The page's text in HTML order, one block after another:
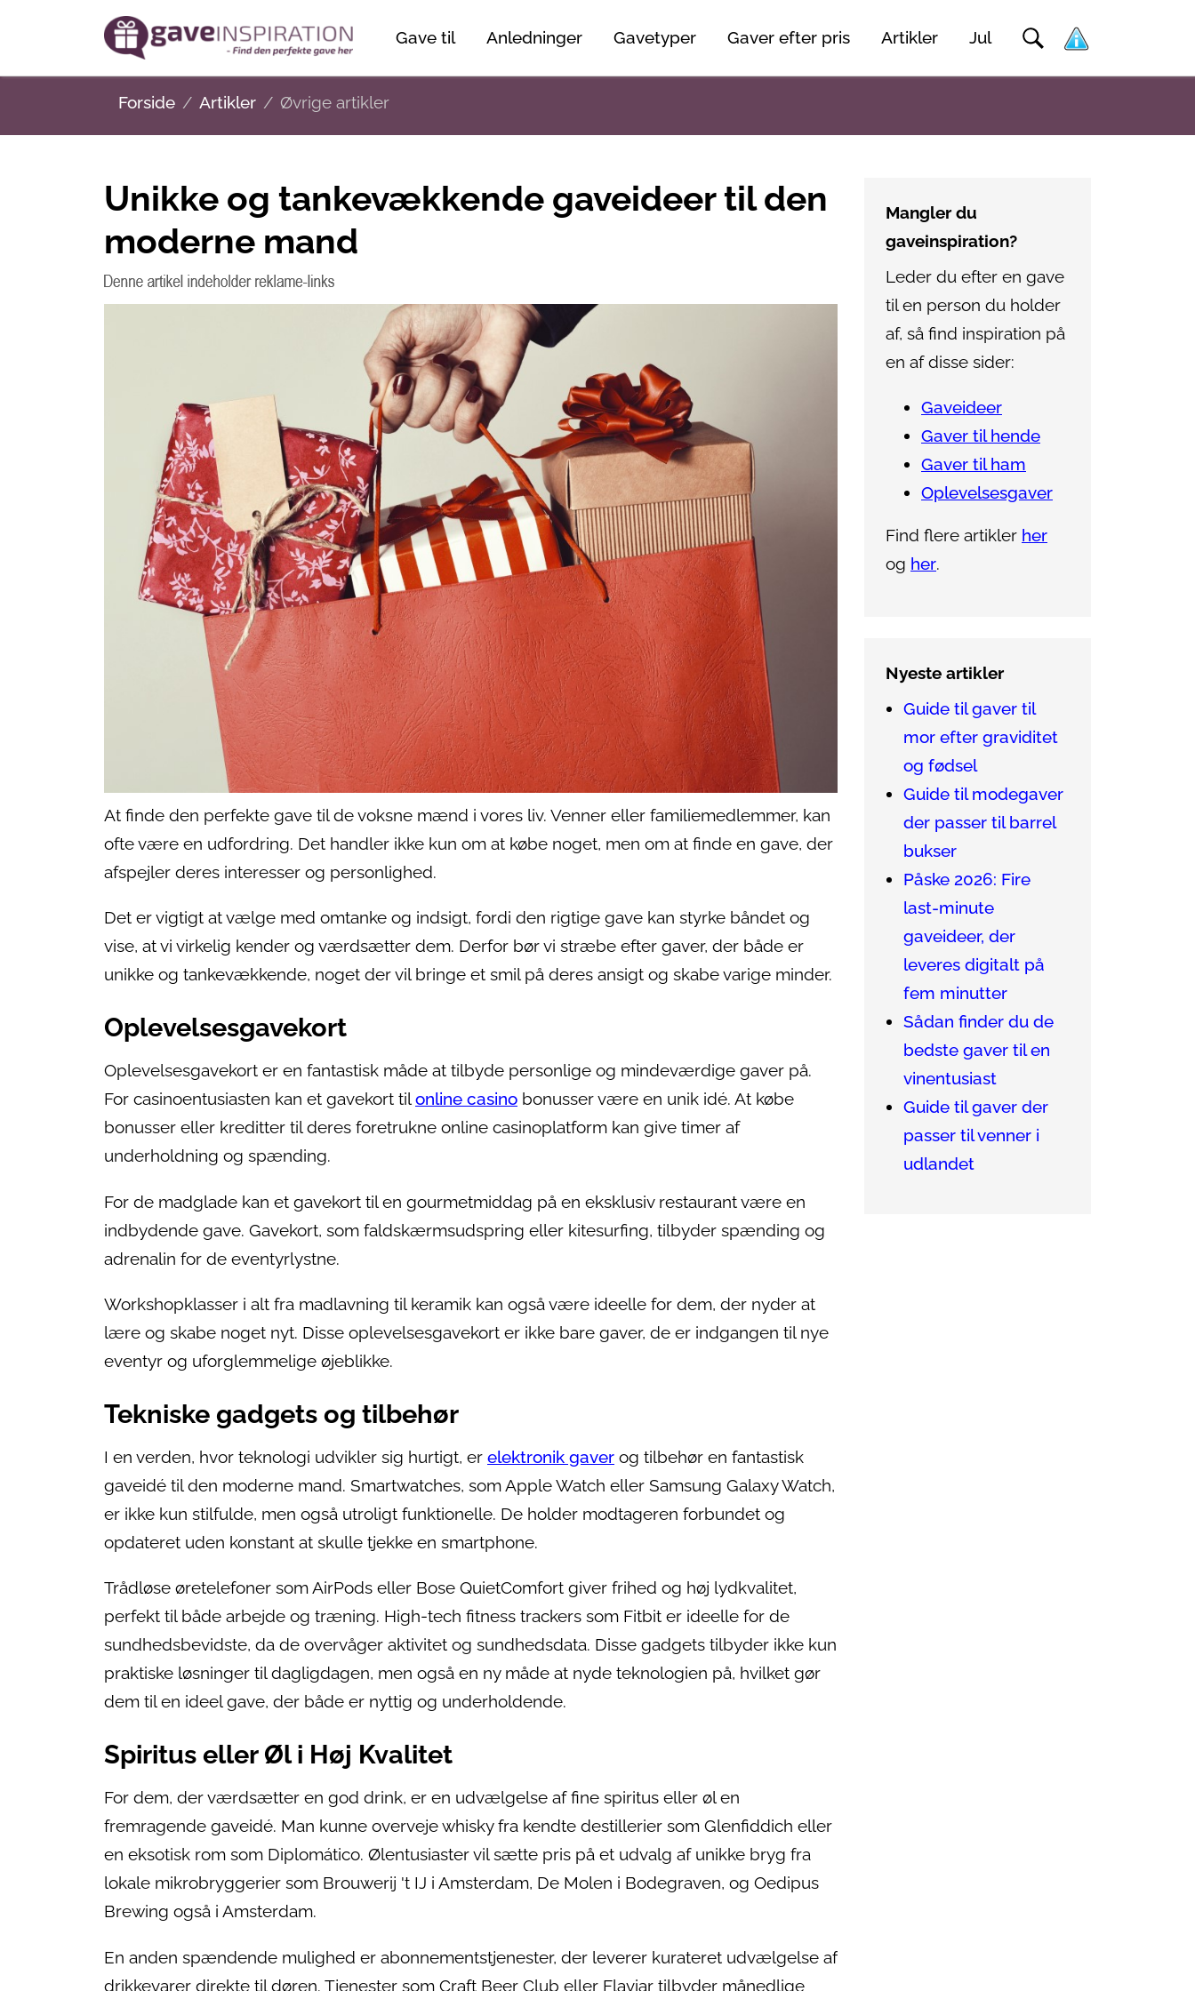
Gave til Anledninger Gavetyper Gaver efter pris Artikler Jul
Forside Artikler Øvrige artikler
Unikke og tankevækkende gaveideer til den
moderne mand
At finde den perfekte gave til de voksne mænd i vores liv. Venner eller familiemedlemmer, kan
ofte være en udfordring. Det handler ikke kun om at købe noget, men om at finde en gave, der
afspejler deres interesser og personlighed.
Det er vigtigt at vælge med omtanke og indsigt, fordi den rigtige gave kan styrke båndet og
vise, at vi virkelig kender og værdsætter dem. Derfor bør vi stræbe efter gaver, der både er
unikke og tankevækkende, noget der vil bringe et smil på deres ansigt og skabe varige minder.
Oplevelsesgavekort
Oplevelsesgavekort er en fantastisk måde at tilbyde personlige og mindeværdige gaver på.
For casinoentusiasten kan et gavekort tilonline casino bonusser være en unik idé. At købe
bonusser eller kreditter til deres foretrukne online casinoplatform kan give timer af
underholdning og spænding.
For de madglade kan et gavekort til en gourmetmiddag på en eksklusiv restaurant være en
indbydende gave. Gavekort, som faldskærmsudspring eller kitesurfing, tilbyder spænding og
adrenalin for de eventyrlystne.
Workshopklasser i alt fra madlavning til keramik kan også være ideelle for dem, der nyder at
lære og skabe noget nyt. Disse oplevelsesgavekort er ikke bare gaver, de er indgangen til nye
eventyr og uforglemmelige øjeblikke.
Tekniske gadgets og tilbehør
I en verden, hvor teknologi udvikler sig hurtigt, er elektronik gaver og tilbehør en fantastisk
gaveidé til den moderne mand. Smartwatches, som Apple Watch eller Samsung Galaxy Watch,
er ikke kun stilfulde, men også utroligt funktionelle. De holder modtageren forbundet og
opdateret uden konstant at skulle tjekke en smartphone.
Trådløse øretelefoner som AirPods eller Bose QuietComfort giver frihed og høj lydkvalitet,
perfekt til både arbejde og træning. High-tech fitness trackers som Fitbit er ideelle for de
sundhedsbevidste, da de overvåger aktivitet og sundhedsdata. Disse gadgets tilbyder ikke kun
praktiske løsninger til dagligdagen, men også en ny måde at nyde teknologien på, hvilket gør
dem til en ideel gave, der både er nyttig og underholdende.
Spiritus eller Øl i Høj Kvalitet
For dem, der værdsætter en god drink, er en udvælgelse af fine spiritus eller øl en
fremragende gaveidé. Man kunne overveje whisky fra kendte destillerier som Glenfiddich eller
en eksotisk rom som Diplomático. Ølentusiaster vil sætte pris på et udvalg af unikke bryg fra
lokale mikrobryggerier som Brouwerij 't IJ i Amsterdam, De Molen i Bodegraven, og Oedipus
Brewing også i Amsterdam.
En anden spændende mulighed er abonnementstjenester, der leverer kurateret udvælgelse af
drikkevarer direkte til døren. Tjenester som Craft Beer Club eller Flaviar tilbyder månedlige
Mangler du
gaveinspiration?
Leder du efter en gave
til en person du holder
af, så find inspiration på
en af disse sider:
Gaveideer
Gaver til hende
Gaver til ham
Oplevelsesgaver
Find flere artikler her
og her.
Nyeste artikler
Guide til gaver til
mor efter graviditet
og fødsel
Guide til modegaver
der passer til barrel
bukser
Påske 2026: Fire
last-minute
gaveideer, der
leveres digitalt på
fem minutter
Sådan finder du de
bedste gaver til en
vinentusiast
Guide til gaver der
passer til venner i
udlandet